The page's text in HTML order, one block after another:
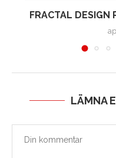
FRACTAL DESIGN
LÄMNA